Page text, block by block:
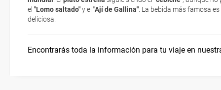
el "Lomo saltado"y el "Ají de Gallina" . La bebida más famosa es
deliciosa.
Encontrarás toda la información para tu viaje en
En caso de tener que enviarte la documentación de un paquete
te enviaremos la documentación de tu reserva alrededor de 10
imprimir y llevar contigo en el viaje.
Esta documentación te será requerida en el mostrador de la
check-in el día de la salida.